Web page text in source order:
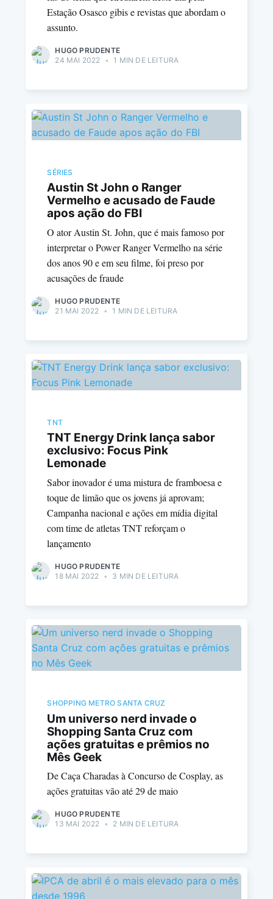
Estação Osasco gibis e revistas que abordam o
assunto.
HUGO PRUDENTE
24 MAI 2022 • 1 MIN DE LEITURA
SÉRIES
Austin St John o Ranger
Vermelho e acusado de Faude
apos ação do FBI
O ator Austin St. John, que é mais famoso por
interpretar o Power Ranger Vermelho na série
dos anos 90 e em seu filme, foi preso por
acusações de fraude
HUGO PRUDENTE
21 MAI 2022
• 1 MIN DE LEITURA
TNT
TNT Energy Drink lança sabor
exclusivo: Focus Pink
Lemonade
Sabor inovador é uma mistura de framboesa e
toque de limão que os jovens já aprovam;
Campanha nacional e ações em mídia digital
com time de atletas TNT reforçam o
lançamento
HUGO PRUDENTE
18 MAI 2022 • 3 MIN DE LEITURA
SHOPPING METRO SANTA CRUZ
Um universo nerd invade o
Shopping Santa Cruz com
ações gratuitas e prêmios no
Mês Geek
De Caça Charadas à Concurso de Cosplay, as
ações gratuitas vão até 29 de maio
HUGO PRUDENTE
13 MAI 2022 • 2 MIN DE LEITURA